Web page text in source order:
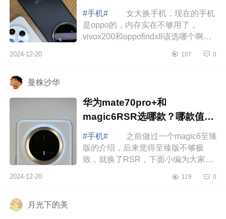
#手机#
女大换手机，现在的手机
是oppo的，内存实在不够用了，
vivox200和oppofindx8该选哪个啊，
oppofindx8和vivox200哪个好？x200
2024-12-20 107 0
曼株沙华
华为mate70pro+和
magic6RSR选哪款？哪款值得
入手
#手机#
之前做过一个magic6至臻
版的介绍，后来觉得至臻版不够极
致，就换了RSR，下面小编为大家介
选哪款？哪款值得入手 华为
2024-12-20 119 0
月光下的美